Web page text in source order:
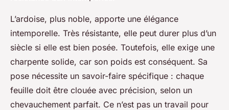
L’ardoise, plus noble, apporte une élégance
intemporelle. Très résistante, elle peut durer plus d’un
siècle si elle est bien posée. Toutefois, elle exige une
charpente solide, car son poids est conséquent. Sa
pose nécessite un savoir-faire spécifique : chaque
feuille doit être clouée avec précision, selon un
chevauchement parfait. Ce n’est pas un travail pour